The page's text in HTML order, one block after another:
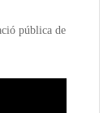
pública de